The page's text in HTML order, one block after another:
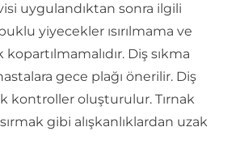
uygulandıktan sonra ilgili
yiyecekler ısırılmama ve
Diş sıkma
gece plağı önerilir. Diş
kontroller oluşturulur. Tırnak
gibi alışkanlıklardan uzak